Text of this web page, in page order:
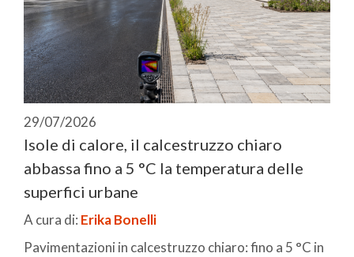
29/07/2026
Isole di calore, il calcestruzzo chiaro
abbassa fino a 5 °C la temperatura delle
superfici urbane
A cura di: Erika Bonelli
Pavimentazioni in calcestruzzo chiaro: fino a 5 °C in